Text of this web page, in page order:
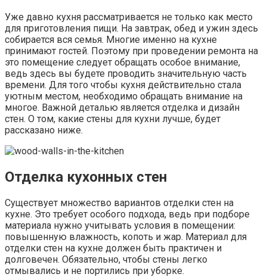
Уже давно кухня рассматривается не только как место
для приготовления пищи. На завтрак, обед и ужин здесь
собирается вся семья. Многие именно на кухне
принимают гостей. Поэтому при проведении ремонта на
это помещение следует обращать особое внимание,
ведь здесь вы будете проводить значительную часть
времени. Для того чтобы кухня действительно стала
уютным местом, необходимо обращать внимание на
многое. Важной деталью является отделка и дизайн
стен. О том, какие стены для кухни лучше, будет
рассказано ниже.
Отделка кухонных стен
Существует множество вариантов отделки стен на
кухне. Это требует особого подхода, ведь при подборе
материала нужно учитывать условия в помещении:
повышенную влажность, копоть и жар. Материал для
отделки стен на кухне должен быть практичен и
долговечен. Обязательно, чтобы стены легко
отмывались и не портились при уборке.